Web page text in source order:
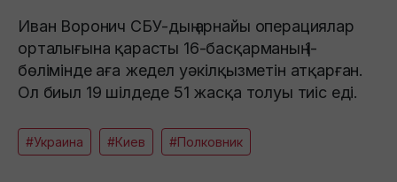
Иван Воронич СБУ-дың арнайы операциялар
орталығына қарасты 16-басқарманың 1-
бөлімінде аға жедел уәкілқызметін атқарған.
Ол биыл 19 шілдеде 51 жасқа толуы тиіс еді.
#Украина #Киев #Полковник